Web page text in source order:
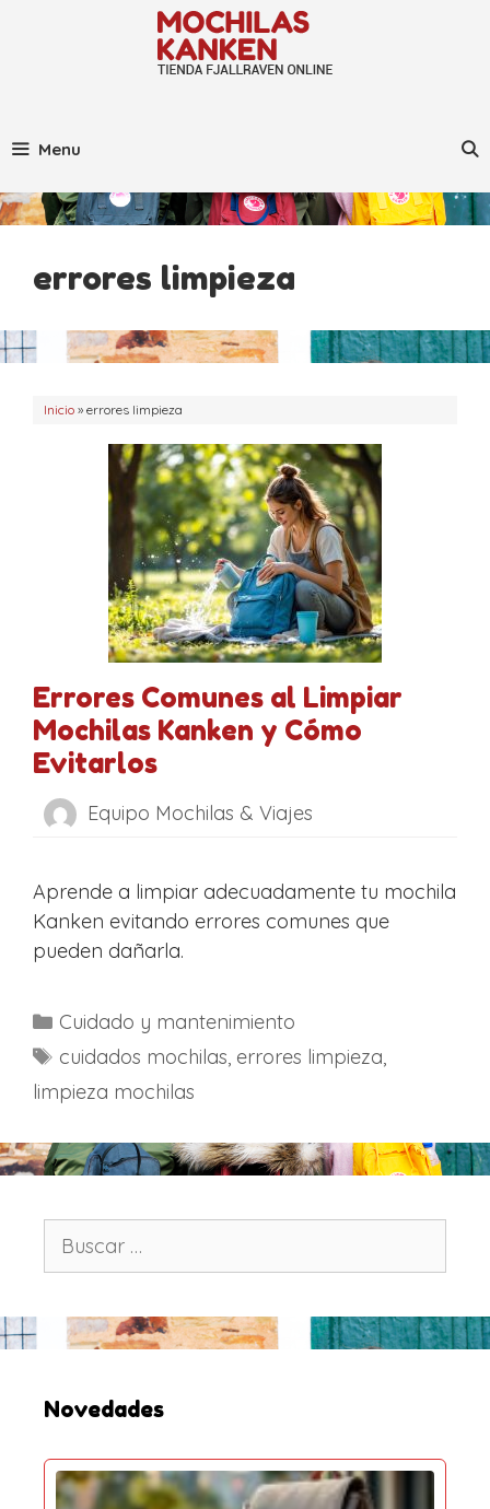
Menu
errores limpieza
Inicio » errores limpieza
Errores Comunes al Limpiar
Mochilas Kanken y Cómo
Evitarlos
Equipo Mochilas & Viajes
Aprende a limpiar adecuadamente tu mochila
Kanken evitando errores comunes que
pueden dañarla.
C
a
e
g
o
í
a
Cuidado y mantenimiento
E
t
q
u
a
cuidados mochilas, errores limpieza,
limpieza mochilas
:Novedades